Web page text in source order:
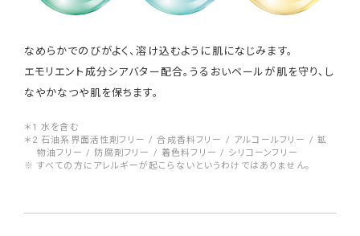
なめらかでのびがよく、溶け込むように肌になじみます。
エモリエント成分シアバター配合。うるおいベールが肌を守り、し
なやかなつや肌を保ちます。
＊1 水を含む
＊2 石油系界面活性剤フリー / 合成香料フリー / アルコールフリー / 鉱
物油フリー / 防腐剤フリー / 着色料フリー / シリコーンフリー
※ すべての方にアレルギーが起こらないというわけではありません。